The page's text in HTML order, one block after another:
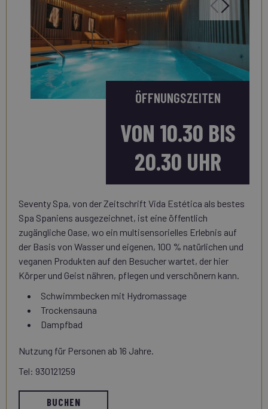
ÖFFNUNGSZEITEN
VON 10.30 BIS
20.30 UHR
Seventy Spa, von der Zeitschrift Vida Estética als bestes
Spa Spaniens ausgezeichnet, ist eine öffentlich
zugängliche Oase, wo ein multisensorielles Erlebnis auf
der Basis von Wasser und eigenen, 100 % natürlichen und
veganen Produkten auf den Besucher wartet, der hier
Körper und Geist nähren, pflegen und verschönern kann.
Schwimmbecken mit Hydromassage
Trockensauna
Dampfbad
Nutzung für Personen ab 16 Jahre.
Tel: 930121259
BUCHEN